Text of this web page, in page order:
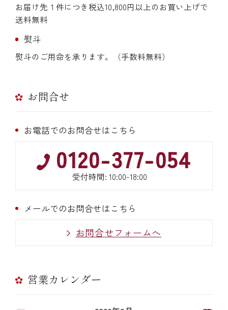
お届け先１件につき税込10,800円以上のお買い上げで
送料無料
熨斗
熨斗のご用命を承ります。（手数料無料）
お問合せ
お電話でのお問合せはこちら
0120-377-054
受付時間: 10:00-18:00
メールでのお問合せはこちら
お問合せフォームへ
営業カレンダー